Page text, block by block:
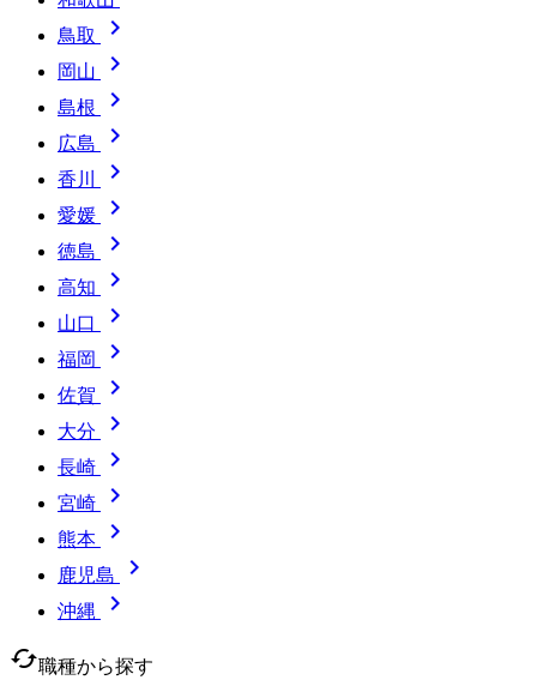
鳥取 
岡山 
島根 
広島 
香川 
愛媛 
徳島 
高知 
山口 
福岡 
佐賀 
大分 
長崎 
宮崎 
熊本 
鹿児島 
沖縄

cached職種から探す